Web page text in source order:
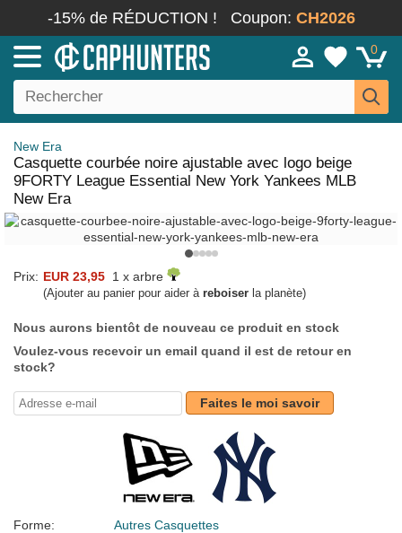
-15% de RÉDUCTION ! Coupon: CH2026
0
New Era
Casquette courbée noire ajustable avec logo beige
9FORTY League Essential New York Yankees MLB
New Era
Prix: EUR 23,95 1 x arbre
(Ajouter au panier pour aider à reboiser la planète)
Nous aurons bientôt de nouveau ce produit en stock
Voulez-vous recevoir un email quand il est de retour en
stock?
Faites le moi savoir
Forme:
Autres Casquettes